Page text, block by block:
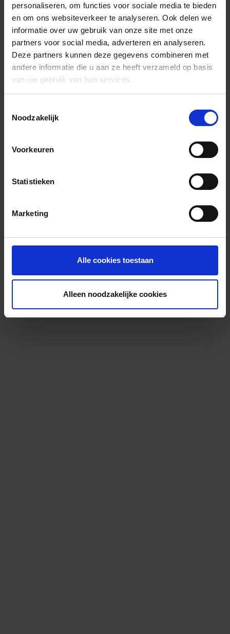
personaliseren, om functies voor sociale media te bieden
en om ons websiteverkeer te analyseren. Ook delen we
informatie over uw gebruik van onze site met onze
partners voor social media, adverteren en analyseren.
Deze partners kunnen deze gegevens combineren met
andere informatie die u aan ze heeft verzameld op basis
van uw gebruik van hun services.
Noodzakelijk
Voorkeuren
Statistieken
Marketing
Alle cookies toestaan
Alleen noodzakelijke cookies